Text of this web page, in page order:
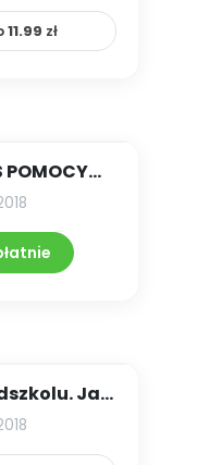
11.99 zł
POMOCY
2018
Jak
i n...